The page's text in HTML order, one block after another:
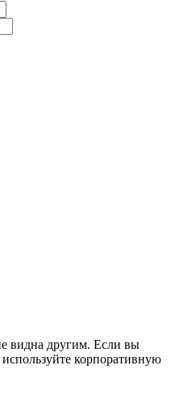
видна другим. Если вы
корпоративную